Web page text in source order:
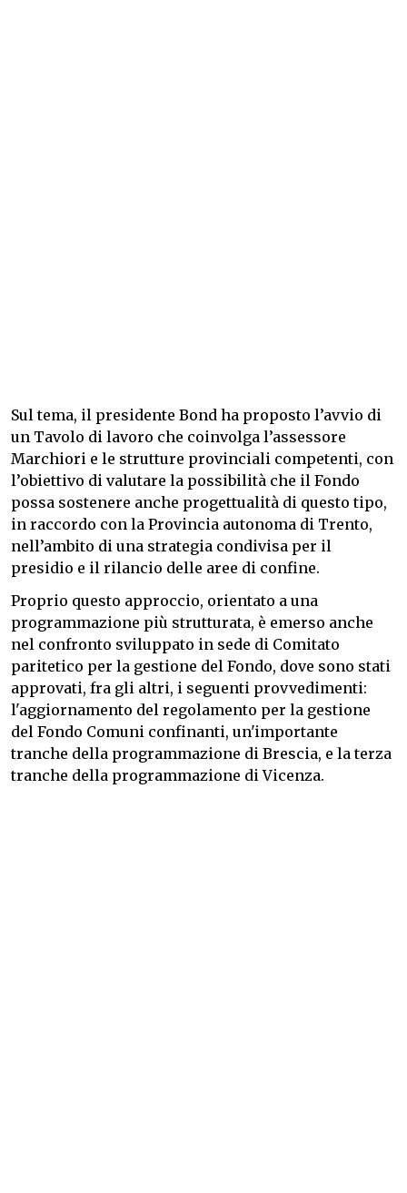
Sul tema, il presidente Bond ha proposto l’avvio di
un Tavolo di lavoro che coinvolga l’assessore
Marchiori e le strutture provinciali competenti, con
l’obiettivo di valutare la possibilità che il Fondo
possa sostenere anche progettualità di questo tipo,
in raccordo con la Provincia autonoma di Trento,
nell’ambito di una strategia condivisa per il
presidio e il rilancio delle aree di confine.
Proprio questo approccio, orientato a una
programmazione più strutturata, è emerso anche
nel confronto sviluppato in sede di Comitato
paritetico per la gestione del Fondo, dove sono stati
approvati, fra gli altri, i seguenti provvedimenti:
l'aggiornamento del regolamento per la gestione
del Fondo Comuni confinanti, un'importante
tranche della programmazione di Brescia, e la terza
tranche della programmazione di Vicenza.